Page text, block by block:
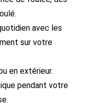
avec les
sur votre
en extérieur.
pendant votre